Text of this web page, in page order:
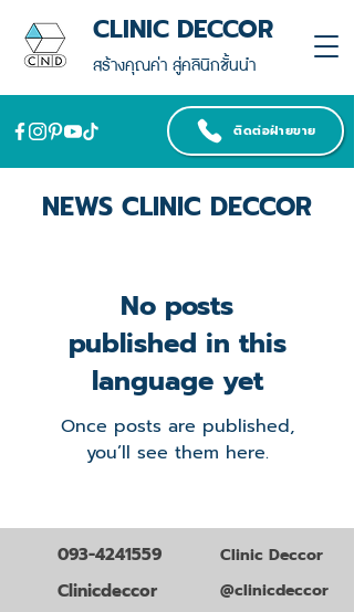
สร้างคุณค่า สู่คลินิกชั้นนำ
CLINIC DECCOR
ติดต่อฝ่ายขาย
NEWS CLINIC DECCOR
No posts
published in this
language yet
Once posts are published,
you’ll see them here.
093-4241559
Clinicdeccor
Clinic Deccor
@clinicdeccor